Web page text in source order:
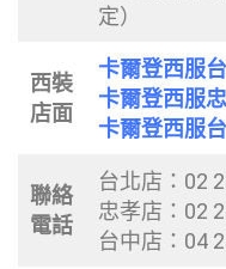
定）
西裝
店面
卡爾登西服
卡爾登西服
卡爾登西服
聯絡
電話
台北店：02
忠孝店：02
台中店：04